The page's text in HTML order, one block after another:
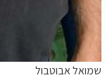
שמואל אבוטבול